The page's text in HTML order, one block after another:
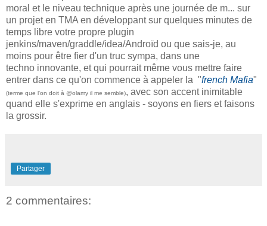
moral et le niveau technique après une journée de m... sur
un projet en TMA en développant sur quelques minutes de
temps libre votre propre plugin
jenkins/maven/graddle/idea/Androïd ou que sais-je, au
moins pour être fier d'un truc sympa, dans une
techno innovante, et qui pourrait même vous mettre faire
entrer dans ce qu'on commence à appeler la "french Mafia"
(terme que l'on doit à @olamy il me semble), avec son accent inimitable
quand elle s'exprime en anglais - soyons en fiers et faisons
la grossir.
Partager
2 commentaires: